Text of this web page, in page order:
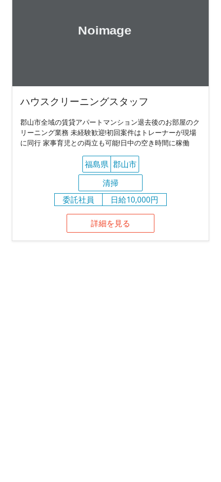
ハウスクリーニングスタッフ
郡山市全域の賃貸アパートマンション退去後のお部屋のク
リーニング業務 未経験歓迎!初回案件はトレーナーが現場
に同行 家事育児との両立も可能!日中の空き時間に稼働
福島県 郡山市
清掃
委託社員
日給10,000円
詳細を見る